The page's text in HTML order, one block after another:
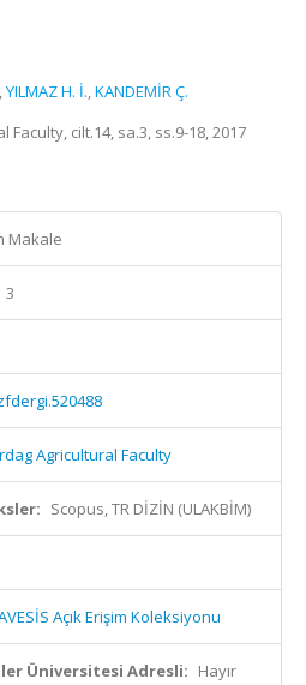
,YILMAZ H. İ.,KANDEMİR Ç.
cilt.14, sa.3, ss.9-18, 2017
Makale
3
Agricultural Faculty
Scopus, TR DİZİN (ULAKBİM)
Açık Erişim Koleksiyonu
Üniversitesi Adresli: Hayır